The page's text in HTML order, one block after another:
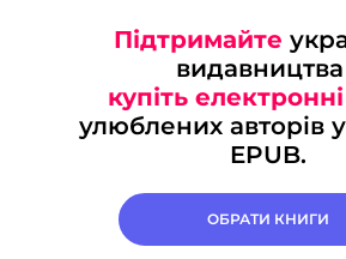
Підтримайте
купіть
улюблених авторів
EPUB.
ОБРАТИ КНИГИ